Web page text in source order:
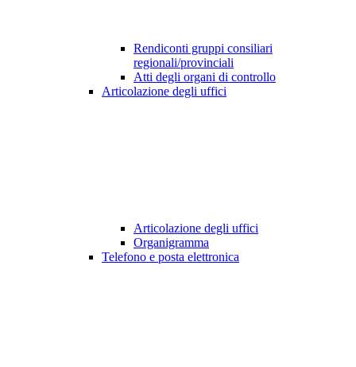
Rendiconti gruppi consiliari
regionali/provinciali
Atti degli organi di controllo
Articolazione degli uffici
Articolazione degli uffici
Organigramma
Telefono e posta elettronica